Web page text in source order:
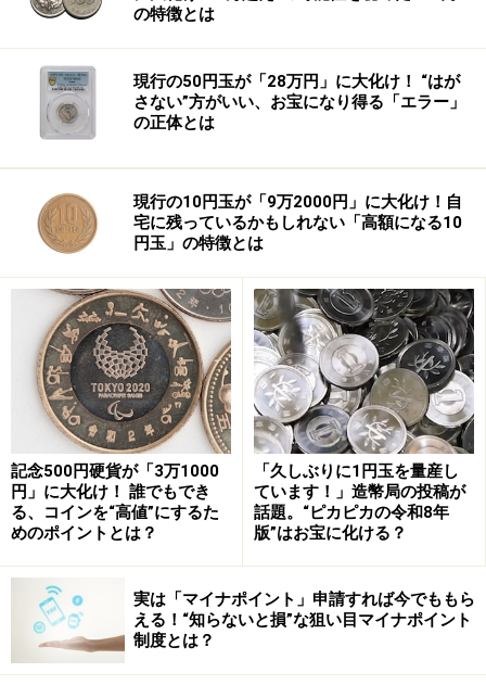
た立ち場なのか？ そして、さらに連合王国にはもう１
つ、かくされた「国」があるといいます。次のページ
で、そのへんくわしく解説していきましょう。
※記事内容は執筆時点のものです。最新の内容をご確認くださ
い。
次のページへ
の特徴とは
現行の50円玉が「28万円」に大化け！ “はが
さない”方がいい、お宝になり得る「エラー」
の正体とは
現行の10円玉が「9万2000円」に大化け！自
宅に残っているかもしれない「高額になる10
円玉」の特徴とは
記念500円硬貨が「3万1000
円」に大化け！ 誰でもでき
る、コインを“高値”にするた
めのポイントとは？
「久しぶりに1円玉を量産し
ています！」造幣局の投稿が
話題。“ピカピカの令和8年
版”はお宝に化ける？
実は「マイナポイント」申請すれば今でももら
える！“知らないと損”な狙い目マイナポイント
制度とは？